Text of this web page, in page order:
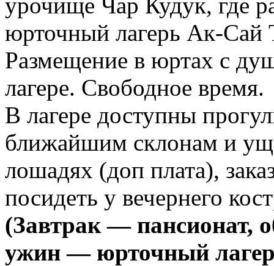
юрточный лагерь Ак-Сай
Размещение в юртах с
лагере. Свободное время.
В лагере доступны
ближайшим склонам и
лошадях (доп плата),
посидеть у вечернего
(Завтрак — пансионат,
ужин — юрточный